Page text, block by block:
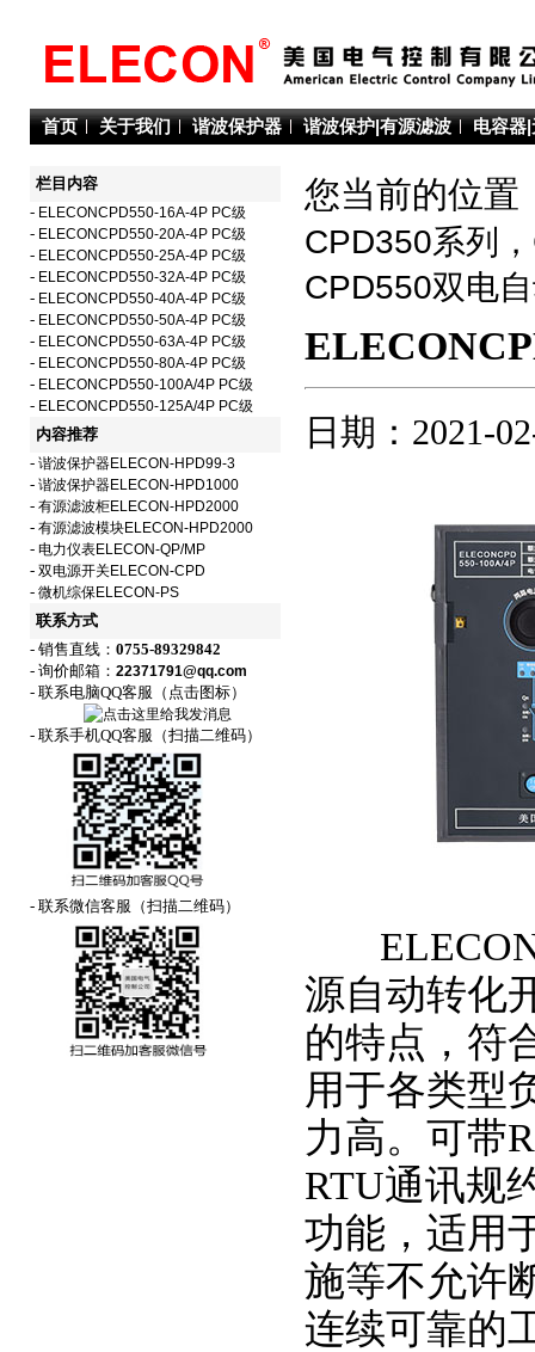
首页 关于我们 谐波保护器 谐波保护|有源滤波 电容器
栏目内容
- ELECONCPD550-16A-4P PC级
- ELECONCPD550-20A-4P PC级
- ELECONCPD550-25A-4P PC级
- ELECONCPD550-32A-4P PC级
- ELECONCPD550-40A-4P PC级
- ELECONCPD550-50A-4P PC级
- ELECONCPD550-63A-4P PC级
- ELECONCPD550-80A-4P PC级
- ELECONCPD550-100A/4P PC级
- ELECONCPD550-125A/4P PC级
内容推荐
- 谐波保护器ELECON-HPD99-3
- 谐波保护器ELECON-HPD1000
- 有源滤波柜ELECON-HPD2000
- 有源滤波模块ELECON-HPD2000
- 电力仪表ELECON-QP/MP
- 双电源开关ELECON-CPD
- 微机综保ELECON-PS
联系方式
- 销售直线： 0755-89329842
- 询价邮箱： 22371791@qq.com
- 联系电脑QQ客服（点击图标）
- 联系手机QQ客服（扫描二维码）
- 联系微信客服（扫描二维码）
您当前的位
CPD350系列
CPD550双电
日期：2021-
源自动转化
的特点，符
用于各类型
力高。可带
RTU通讯规
功能，适用
施等不允许
连续可靠的